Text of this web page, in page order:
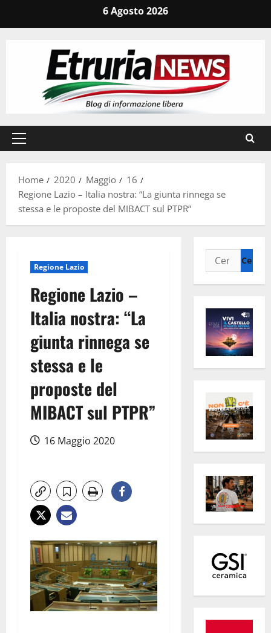
6 Agosto 2026
Menu
Home
2020 Maggio
16
Regione Lazio – Italia nostra: “La giunta rinnega se
stessa e le proposte del MIBACT sul PTPR”
Regione Lazio
Regione Lazio –
Italia nostra: “La
giunta rinnega se
stessa e le
proposte del
MIBACT sul PTPR”
16 Maggio 2020
Ricerca
per: